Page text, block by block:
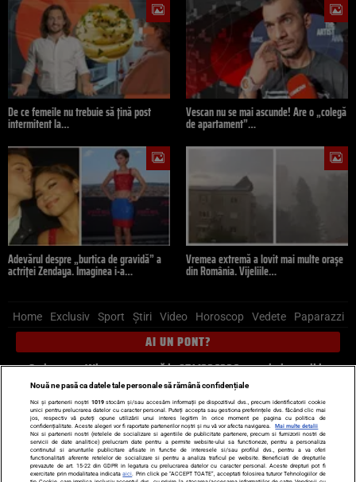
De ce femeile nu trebuie să țină post
intermitent la…
Vescan nu se mai ascunde! Are o „colegă
de apartament”…
Adevărul despre „burtica de gravidă” a
actriței Zendaya. Imaginea i-a…
Vremea extremă a lovit mai multe orașe
din România. Vijeliile…
Home Exclusiv Sport Știri Video Horoscop Vedete Paparazzi
AI UN PONT?
Scrie-ne pe Whatsapp, sună la 0741226226 sau trimite mail la
pont@cancan.ro
Știri interne Știri externe
Politică
Ultimele stiri
Diete Insula Iubirii Dictionar de vise
LIFE STYLE
Horoscop
Nouă ne pasă ca datele tale personale să rămână confidențiale
Noi și partenerii noștri 1019stocăm și/sau accesăm informații pe dispozitivul dvs., precum identificatorii cookie
unici pentru prelucrarea datelor cu caracter personal. Puteți accepta sau gestiona preferințele dvs. făcând clic mai
jos, respectiv vă puteți opune utilizării unui interes legitim în orice moment pe pagina cu politica de
confidențialitate. Aceste alegeri vor fi raportate partenerilor noștri și nu vă vor afecta navigarea.
Mai multe detalii
Noi si partenerii nostri (retelele de socializare si agentiile de publicitate partenere, precum si furnizorii nostri de
servicii de date analitice) prelucram date pentru a permite website-ului sa functioneze, pentru a personaliza
continutul si anunturile publicitare afisate in functie de interesele si/sau profilul dvs., pentru a va oferi
functionalitati aferente retelelor de socializare si pentru a analiza traficul pe website. Beneficiati de drepturile
prevazute de art. 15-22 din GDPR in legatura cu prelucrarea datelor cu caracter personal. Aceste drepturi pot fi
exercitate prin modalitatea indicataaici . Prin click pe “ACCEPT TOATE”, acceptati folosirea tuturor Tehnologiilor de